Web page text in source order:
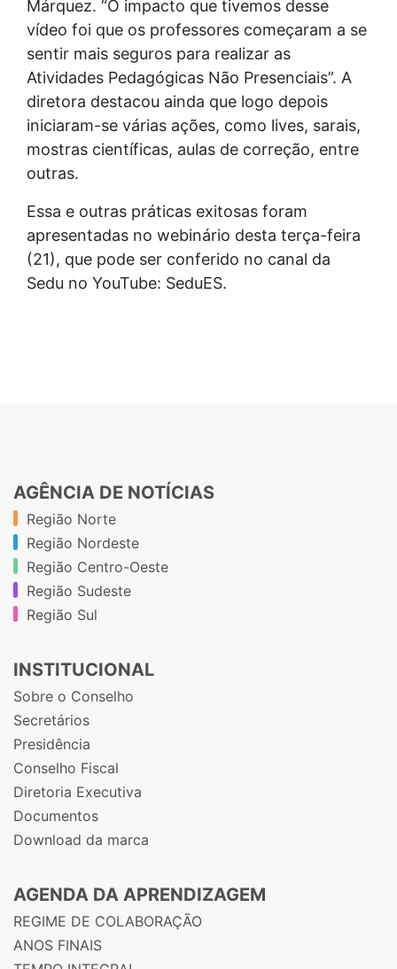
Márquez. “O impacto que tivemos desse
vídeo foi que os professores começaram a se
sentir mais seguros para realizar as
Atividades Pedagógicas Não Presenciais”. A
diretora destacou ainda que logo depois
iniciaram-se várias ações, como lives, sarais,
mostras científicas, aulas de correção, entre
outras.
Essa e outras práticas exitosas foram
apresentadas no webinário desta terça-feira
(21), que pode ser conferido no canal da
Sedu no YouTube: SeduES.
AGÊNCIA DE NOTÍCIAS
Região Norte
Região Nordeste
Região Centro-Oeste
Região Sudeste
Região Sul
INSTITUCIONAL
Sobre o Conselho
Secretários
Presidência
Conselho Fiscal
Diretoria Executiva
Documentos
Download da marca
AGENDA DA APRENDIZAGEM
REGIME DE COLABORAÇÃO
ANOS FINAIS